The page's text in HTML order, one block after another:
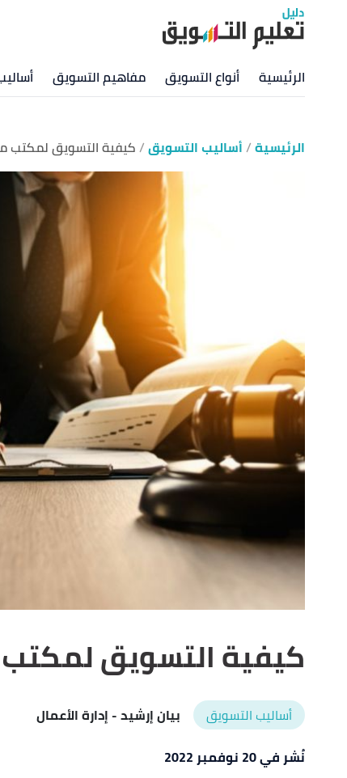
الرئيسية أنواع التسويق مفاهيم التسويق
الرئيسية أساليب التسويق كيفية التسويق لمكتب
كيفية التسويق
أساليب التسويق بيان إرشيد- إدارة الأعمال
نُشر في 20 نوفمبر 2022